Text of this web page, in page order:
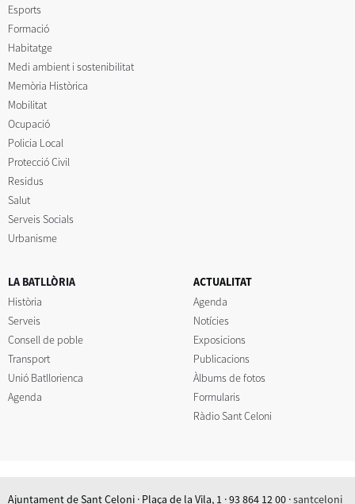
Esports
Formació
Habitatge
Medi ambient i sostenibilitat
Memòria Històrica
Mobilitat
Ocupació
Policia Local
Protecció Civil
Residus
Salut
Serveis Socials
Urbanisme
LA BATLLÒRIA
Història
Serveis
Consell de poble
Transport
Unió Batllorienca
Agenda
ACTUALITAT
Agenda
Notícies
Exposicions
Publicacions
Àlbums de fotos
Formularis
Ràdio Sant Celoni
Ajuntament de Sant Celoni · Plaça de la Vila, 1 · 93 864 12 00 ·santceloni